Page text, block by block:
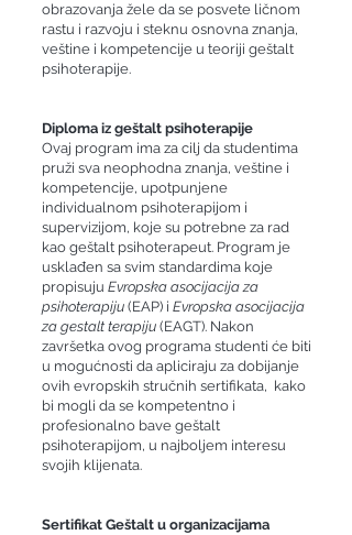
obrazovanja žele da se posvete ličnom
rastu i razvoju i steknu osnovna znanja,
veštine i kompetencije u teoriji geštalt
psihoterapije.
Diploma iz geštalt psihoterapije
Ovaj program ima za cilj da studentima
pruži sva neophodna znanja, veštine i
kompetencije, upotpunjene
individualnom psihoterapijom i
supervizijom, koje su potrebne za rad
kao geštalt psihoterapeut. Program je
usklađen sa svim standardima koje
propisuju Evropska asocijacija za
psihoterapiju (EAP) i Evropska asocijacija
za gestalt terapiju (EAGT). Nakon
završetka ovog programa studenti će biti
u mogućnosti da apliciraju za dobijanje
ovih evropskih stručnih sertifikata, kako
bi mogli da se kompetentno i
profesionalno bave geštalt
psihoterapijom, u najboljem interesu
svojih klijenata.
Sertifikat Geštalt u organizacijama